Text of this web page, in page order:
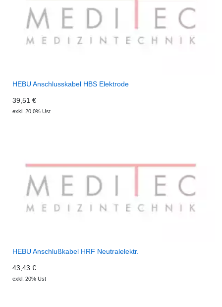
HEBU Anschlusskabel HBS Elektrode
39,51 €
exkl. 20,0% Ust
HEBU Anschlußkabel HRF Neutralelektr.
43,43 €
exkl. 20% Ust